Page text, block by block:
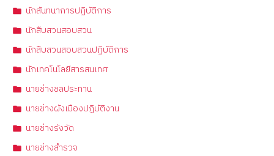
นักสันทนาการปฏิบัติการ
นักสืบสวนสอบสวน
นักสืบสวนสอบสวนปฏิบัติการ
นักเทคโนโลยีสารสนเทศ
นายช่างชลประทาน
นายช่างผังเมืองปฏิบัติงาน
นายช่างรังวัด
นายช่างสำรวจ